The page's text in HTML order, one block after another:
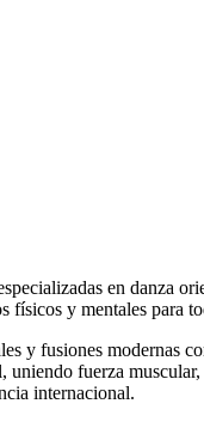
en danza
y mentales para
y fusiones modernas
uniendo fuerza
internacional.